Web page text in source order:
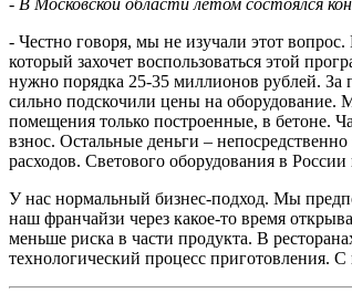
- Честно говоря, мы не изучали этот
который захочет воспользоваться этой
нужно порядка 25-35 миллионов рублей. За
сильно подскочили цены на оборудование.
помещения только построенные, в бетоне.
взнос. Остальные деньги –
расходов. Светового оборудования в
У нас нормальный бизнес-подход. Мы
наш франчайзи через какое-то время
меньше риска в части продукта. В
технологический процесс приготовления.